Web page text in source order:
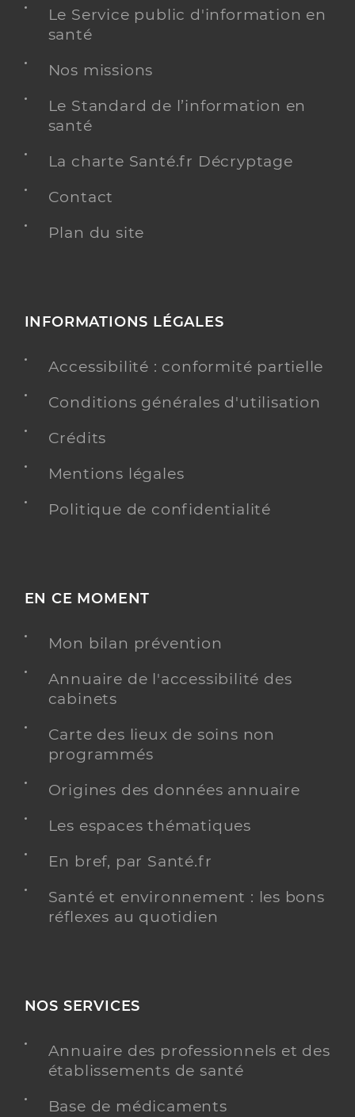
Le Service public d'information en
santé
Nos missions
Le Standard de l’information en
santé
La charte Santé.fr Décryptage
Contact
Plan du site
INFORMATIONS LÉGALES
Accessibilité : conformité partielle
Conditions générales d'utilisation
Crédits
Mentions légales
Politique de confidentialité
EN CE MOMENT
Mon bilan prévention
Annuaire de l'accessibilité des
cabinets
Carte des lieux de soins non
programmés
Origines des données annuaire
Les espaces thématiques
En bref, par Santé.fr
Santé et environnement : les bons
réflexes au quotidien
NOS SERVICES
Annuaire des professionnels et des
établissements de santé
Base de médicaments